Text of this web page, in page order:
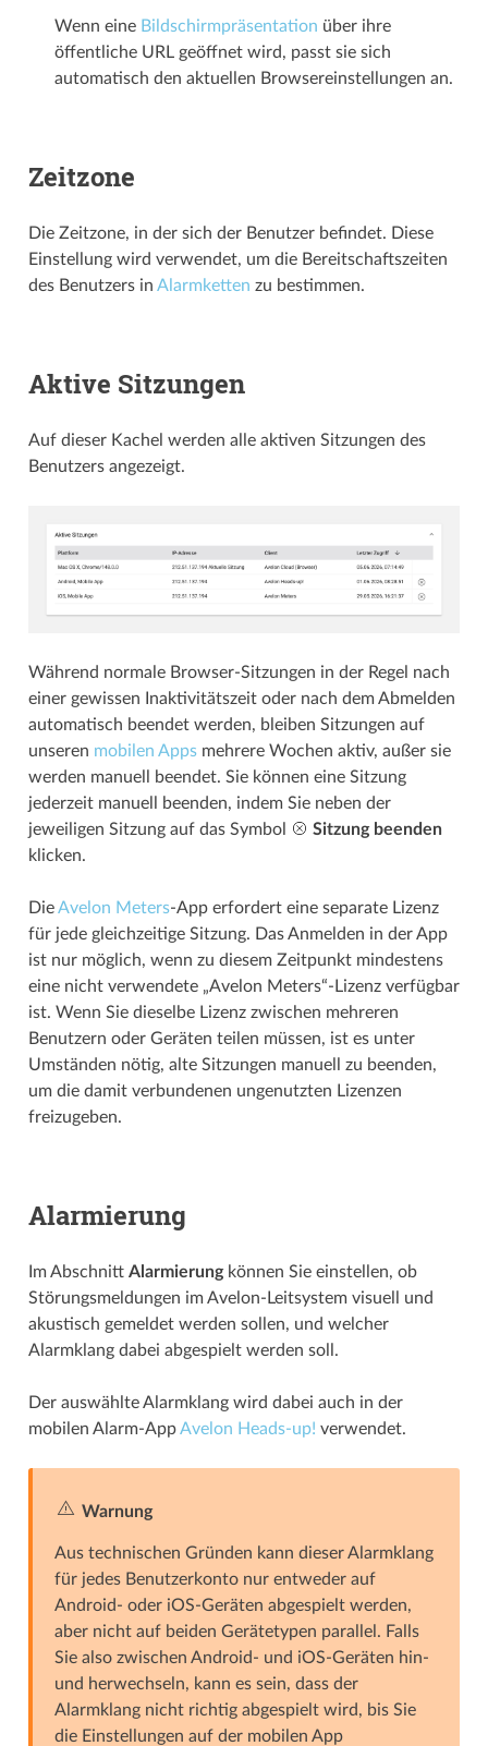
Wenn eine Bildschirmpräsentation über ihre
öffentliche URL geöffnet wird, passt sie sich
automatisch den aktuellen Browsereinstellungen an.
Zeitzone
Die Zeitzone, in der sich der Benutzer befindet. Diese
Einstellung wird verwendet, um die Bereitschafts­­zeiten
des Benutzers in Alarmketten zu bestimmen.
Aktive Sitzungen
Auf dieser Kachel werden alle aktiven Sitzungen des
Benutzers angezeigt.
Während normale Browser-Sitzungen in der Regel nach
einer gewissen Inaktivitätszeit oder nach dem Abmelden
automatisch beendet werden, bleiben Sitzungen auf
unseren mobilen Appsmehrere Wochen aktiv, außer sie
werden manuell beendet. Sie können eine Sitzung
jederzeit manuell beenden, indem Sie neben der
jeweiligen Sitzung auf das Symbol
Sitzung beenden
klicken.
DieAvelon Meters-App erfordert eine separate Lizenz
für jede gleichzeitige Sitzung. Das Anmelden in der App
ist nur möglich, wenn zu diesem Zeitpunkt mindestens
eine nicht verwendete „Avelon Meters“-Lizenz verfügbar
ist. Wenn Sie dieselbe Lizenz zwischen mehreren
Benutzern oder Geräten teilen müssen, ist es unter
Umständen nötig, alte Sitzungen manuell zu beenden,
um die damit verbundenen ungenutzten Lizenzen
freizugeben.
Alarmierung
Im Abschnitt Alarmierungkönnen Sie einstellen, ob
Störungsmeldungen im Avelon-Leitsystem visuell und
akustisch gemeldet werden sollen, und welcher
Alarmklang dabei abgespielt werden soll.
Der auswählte Alarmklang wird dabei auch in der
mobilen Alarm-AppAvelon Heads-up! verwendet.
Warnung
Aus technischen Gründen kann dieser Alarmklang
für jedes Benutzerkonto nur entweder auf
Android- oder iOS-Geräten abgespielt werden,
aber nicht auf beiden Gerätetypen parallel. Falls
Sie also zwischen Android- und iOS-Geräten hin-
und herwechseln, kann es sein, dass der
Alarmklang nicht richtig abgespielt wird, bis Sie
die Einstellungen auf der mobilen App